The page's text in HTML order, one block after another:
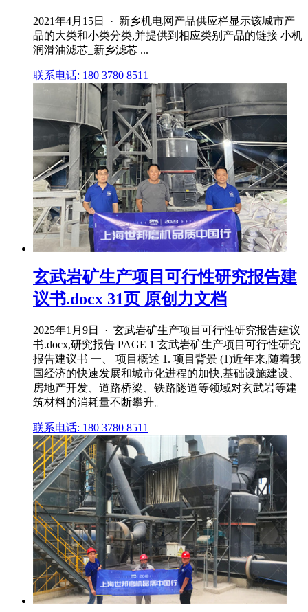
2021年4月15日 · 新乡机电网产品供应栏显示该城市产
品的大类和小类分类,并提供到相应类别产品的链接 小机
润滑油滤芯_新乡滤芯 ...
联系电话: 180 3780 8511
玄武岩矿生产项目可行性研究报告建
议书.docx 31页 原创力文档
2025年1月9日 · 玄武岩矿生产项目可行性研究报告建议
书.docx,研究报告 PAGE 1 玄武岩矿生产项目可行性研究
报告建议书 一、 项目概述 1. 项目背景 (1)近年来,随着我
国经济的快速发展和城市化进程的加快,基础设施建设、
房地产开发、道路桥梁、铁路隧道等领域对玄武岩等建
筑材料的消耗量不断攀升。
联系电话: 180 3780 8511